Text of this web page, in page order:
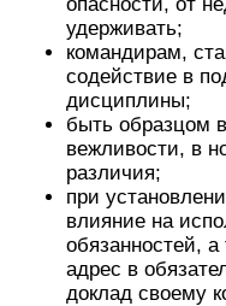
удерживать;
командирам,
содействие в
дисциплины;
быть образцом
вежливости, в
различия;
при
влияние на
обязанностей, а
адрес в
доклад своему